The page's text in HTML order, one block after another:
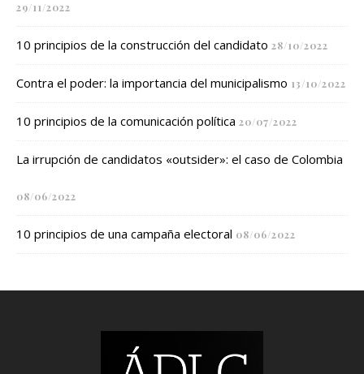
29/11/2022
10 principios de la construcción del candidato 28/10/2022
Contra el poder: la importancia del municipalismo 13/10/2022
10 principios de la comunicación política 20/07/2022
La irrupción de candidatos «outsider»: el caso de Colombia
08/06/2022
10 principios de una campaña electoral 08/06/2022